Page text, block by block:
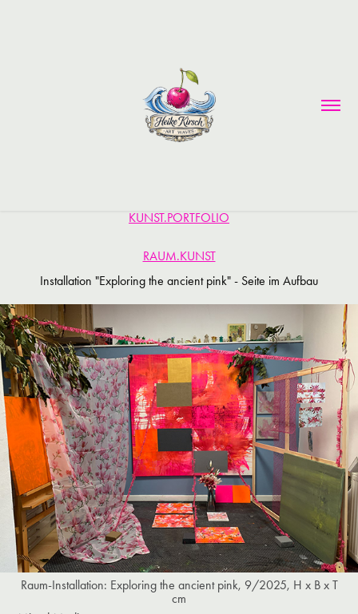
KUNST.PORTFOLIO
RAUM.KUNST
Installation "Exploring the ancient pink" - Seite im Aufbau
Raum-Installation: Exploring the ancient pink, 9/2025, H x B x T
cm